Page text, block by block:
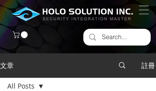
文章 註冊
All Posts